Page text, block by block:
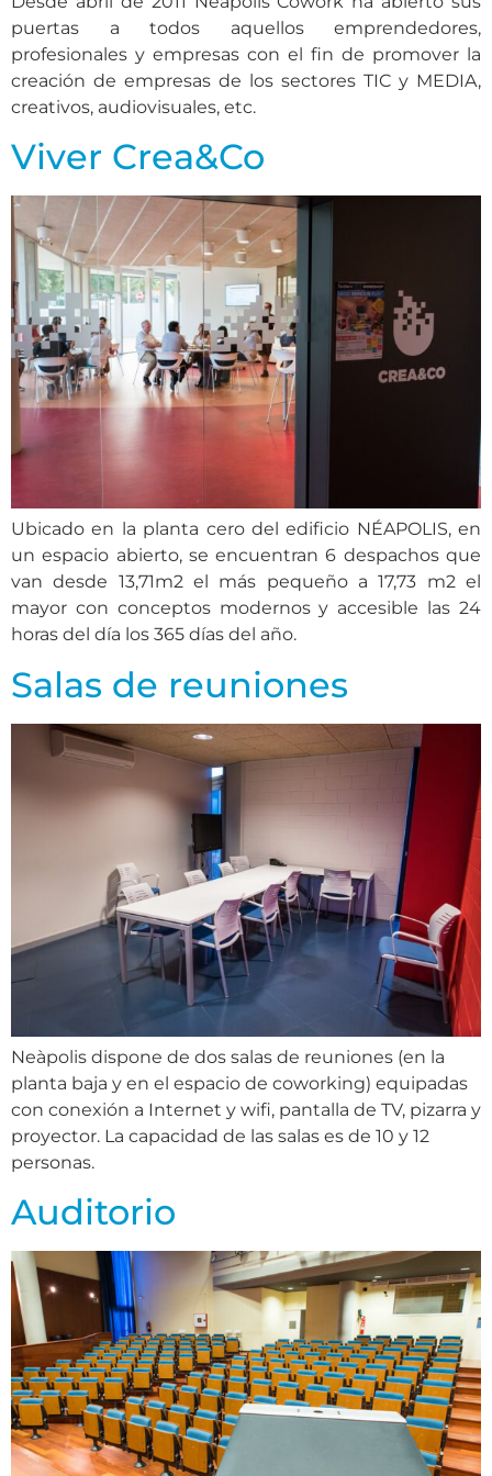
puertas a todos aquellos emprendedores,
profesionales y empresas con el fin de promover la
creación de empresas de los sectores TIC y MEDIA,
creativos, audiovisuales, etc.
Viver Crea&Co
Ubicado en la planta cero del edificio NÉAPOLIS, en
un espacio abierto, se encuentran 6 despachos que
van desde 13,71m2 el más pequeño a 17,73 m2 el
mayor con conceptos modernos y accesible las 24
horas del día los 365 días del año.
Salas de reuniones
Neàpolis dispone de dos salas de reuniones (en la
planta baja y en el espacio de coworking) equipadas
con conexión a Internet y wifi, pantalla de TV, pizarra y
proyector. La capacidad de las salas es de 10 y 12
personas.
Auditorio